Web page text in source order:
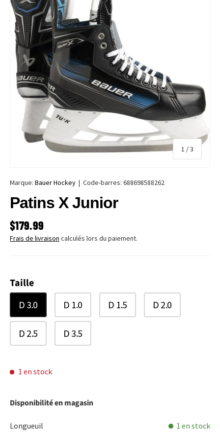
1 /de
3
Marque: Bauer Hockey | Code-barres: 688698588262
Patins X Junior
PRIX HABITUEL
$179.99
Frais de livraison calculés lors du paiement.
Taille
D 3.0 D 1.0 D 1.5 D 2.0
D 2.5 D 3.5
1 en stock
Disponibilité en magasin
Longueuil 1 en stock